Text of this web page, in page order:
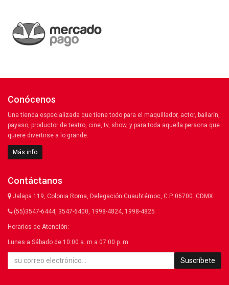
Conócenos
Una tienda especializada que tiene todo para el maquillador, actor, bailarín,
payaso, productor de teatro, cine, tv, show, y para toda aquella persona que
quiere divertirse a lo grande.
Más info
Contáctanos
Jalapa 119, Colonia Roma, Delegación Cuauhtémoc, C.P. 06700. CDMX
(55)3547-6444, 3547-6400, 1998-4824, 1998-4825
Horarios de Atención:
Lunes a Sábado de 10:00 a. m a 07:00 p. m.
Suscríbete